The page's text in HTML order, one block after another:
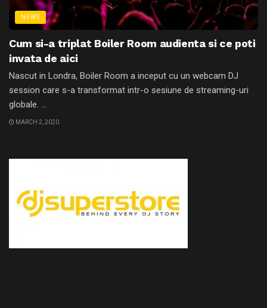
NEWS
Cum si-a triplat Boiler Room audienta si ce poti
invata de aici
Nascut in Londra, Boiler Room a inceput cu un webcam DJ
session care s-a transformat intr-o sesiune de streaming-uri
globale. ...
MARCH 2, 2020